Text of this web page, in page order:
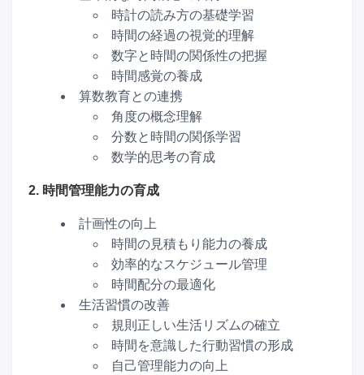
時計の読み方の基礎学習
時間の経過の視覚的理解
数字と時間の関係性の把握
時間感覚の養成
算数教育との連携
角度の概念理解
分数と時間の関係学習
数学的思考の育成
2. 時間管理能力の育成
計画性の向上
時間の見積もり能力の養成
効率的なスケジュール管理
時間配分の最適化
生活習慣の改善
規則正しい生活リズムの確立
時間を意識した行動習慣の形成
自己管理能力の向上